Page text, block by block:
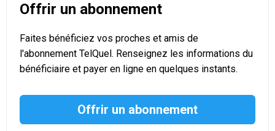
Offrir un abonnement
Faites bénéficiez vos proches et amis de
l'abonnement TelQuel. Renseignez les informations du
bénéficiaire et payer en ligne en quelques instants.
Offrir un abonnement